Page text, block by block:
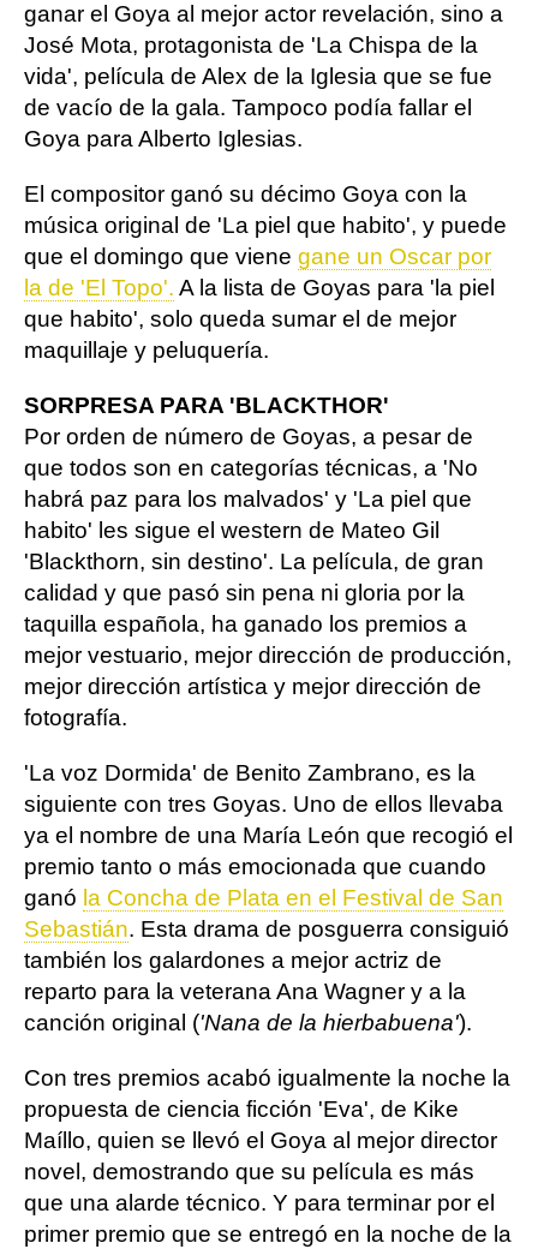
ganar el Goya al mejor actor revelación, sino a
José Mota, protagonista de 'La Chispa de la
vida', película de Alex de la Iglesia que se fue
de vacío de la gala. Tampoco podía fallar el
Goya para Alberto Iglesias.
El compositor ganó su décimo Goya con la
música original de 'La piel que habito', y puede
que el domingo que viene gane un Oscar por
la de 'El Topo'. A la lista de Goyas para 'la piel
que habito', solo queda sumar el de mejor
maquillaje y peluquería.
SORPRESA PARA 'BLACKTHOR'
Por orden de número de Goyas, a pesar de
que todos son en categorías técnicas, a 'No
habrá paz para los malvados' y 'La piel que
habito' les sigue el western de Mateo Gil
'Blackthorn, sin destino'. La película, de gran
calidad y que pasó sin pena ni gloria por la
taquilla española, ha ganado los premios a
mejor vestuario, mejor dirección de producción,
mejor dirección artística y mejor dirección de
fotografía.
'La voz Dormida' de Benito Zambrano, es la
siguiente con tres Goyas. Uno de ellos llevaba
ya el nombre de una María León que recogió el
premio tanto o más emocionada que cuando
ganó la Concha de Plata en el Festival de San
Sebastián. Esta drama de posguerra consiguió
también los galardones a mejor actriz de
reparto para la veterana Ana Wagner y a la
canción original ('Nana de la hierbabuena').
Con tres premios acabó igualmente la noche la
propuesta de ciencia ficción 'Eva', de Kike
Maíllo, quien se llevó el Goya al mejor director
novel, demostrando que su película es más
que una alarde técnico. Y para terminar por el
primer premio que se entregó en la noche de la